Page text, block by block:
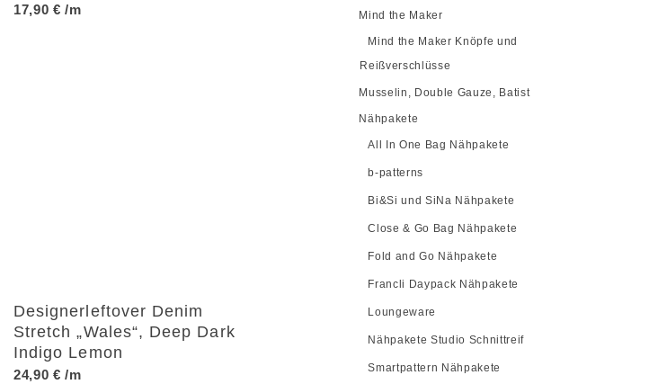
17,90 € /m
Designerleftover Denim
Stretch „Wales“, Deep Dark
Indigo Lemon
24,90 € /m
Mind the Maker
Mind the Maker Knöpfe und
Reißverschlüsse
Musselin, Double Gauze, Batist
Nähpakete
All In One Bag Nähpakete
b-patterns
Bi&Si und SiNa Nähpakete
Close & Go Bag Nähpakete
Fold and Go Nähpakete
Francli Daypack Nähpakete
Loungeware
Nähpakete Studio Schnittreif
Smartpattern Nähpakete